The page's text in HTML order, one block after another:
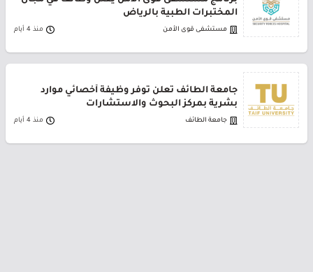
المختبرات الطبية بالرياض
مستشفى قوى الأمن منذ 4 أيام
جامعة الطائف تعلن توفر وظيفة أخصائي موارد
بشرية بمركز البحوث والاستشارات
جامعة الطائف منذ 4 أيام